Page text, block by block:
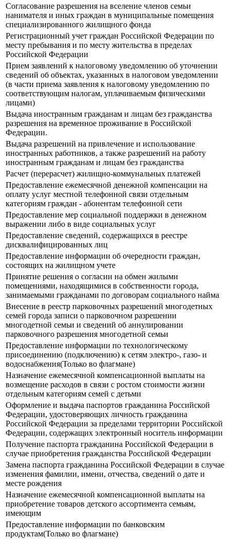
Согласование разрешения на вселение членов семьи
нанимателя и иных граждан в муниципальные помещения
специализированного жилищного фонда
Регистрационный учет граждан Российской Федерации по
месту пребывания и по месту жительства в пределах
Российской Федерации
Прием заявлений к налоговому уведомлению об уточнении
сведений об объектах, указанных в налоговом уведомлении
(в части приема заявления к налоговому уведомлению по
соответствующим налогам, уплачиваемым физическими
лицами)
Выдача иностранным гражданам и лицам без гражданства
разрешения на временное проживание в Российской
Федерации.
Выдача разрешений на привлечение и использование
иностранных работников, а также разрешений на работу
иностранным гражданам и лицам без гражданства
Расчет (перерасчет) жилищно-коммунальных платежей
Предоставление ежемесячной денежной компенсации на
оплату услуг местной телефонной связи отдельным
категориям граждан - абонентам телефонной сети
Предоставление мер социальной поддержки в денежном
выражении либо в виде социальных услуг
Предоставление сведений, содержащихся в реестре
дисквалифицированных лиц
Предоставление информации об очередности граждан,
состоящих на жилищном учете
Принятие решения о согласии на обмен жилыми
помещениями, находящимися в собственности города,
занимаемыми гражданами по договорам социального найма
Внесение в реестр парковочных разрешений многодетных
семей города записи о парковочном разрешении
многодетной семьи и сведений об аннулировании
парковочного разрешения многодетной семьи
Предоставление информации по технологическому
присоединению (подключению) к сетям электро-, газо- и
водоснабжения(Только во флагмане)
Назначение ежемесячной компенсационной выплаты на
возмещение расходов в связи с ростом стоимости жизни
отдельным категориям семей с детьми
Оформление и выдача паспортов гражданина Российской
Федерации, удостоверяющих личность гражданина
Российской Федерации за пределами территории Российской
Федерации, содержащих электронный носитель информации
Получение паспорта гражданина Российской Федерации в
случае приобретения гражданства Российской Федерации
Замена паспорта гражданина Российской Федерации в случае
изменения фамилии, имени, отчества, сведений о дате и
месте рождения
Назначение ежемесячной компенсационной выплаты на
приобретение товаров детского ассортимента семьям,
имеющим
Предоставление информации по банковским
продуктам(Только во флагмане)